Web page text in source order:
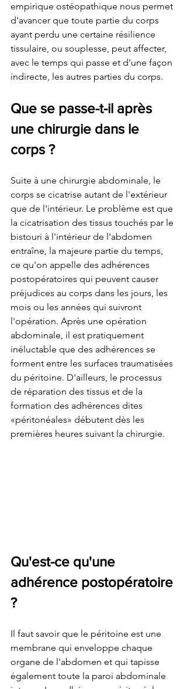
empirique ostéopathique nous permet
d'avancer que toute partie du corps
ayant perdu une certaine résilience
tissulaire, ou souplesse, peut affecter,
avec le temps qui passe et d'une façon
indirecte, les autres parties du corps.
Que se passe-t-il après
une chirurgie dans le
corps ?
Suite à une chirurgie abdominale, le
corps se cicatrise autant de l'extérieur
que de l'intérieur. Le problème est que
la cicatrisation des tissus touchés par le
bistouri à l'intérieur de l'abdomen
entraîne, la majeure partie du temps,
ce qu'on appelle des adhérences
postopératoires qui peuvent causer
préjudices au corps dans les jours, les
mois ou les années qui suivront
l'opération. Après une opération
abdominale, il est pratiquement
inéluctable que des adhérences se
forment entre les surfaces traumatisées
du péritoine. D'ailleurs, le processus
de réparation des tissus et de la
formation des adhérences dites
«péritonéales» débutent dès les
premières heures suivant la chirurgie.
Qu'est-ce qu'une
adhérence postopératoire
?
Il faut savoir que le péritoine est une
membrane qui enveloppe chaque
organe de l'abdomen et qui tapisse
également toute la paroi abdominale